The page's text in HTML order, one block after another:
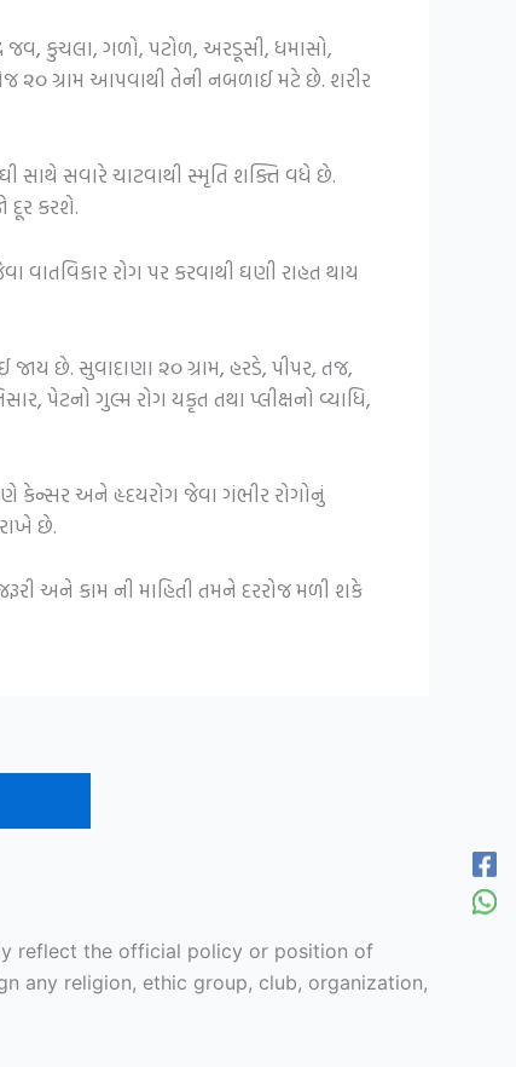
જવ, કુચલા, ગળો, પટોળ, અરડૂસી, ધમાસો,
૨૦ ગ્રામ આપવાથી તેની નબળાઈ મટે છે. શરીર
સવારે ચાટવાથી સ્મૃતિ શક્તિ વધે છે.
દૂર કરશે.
રોગ પર કરવાથી ઘણી રાહત થાય
છે. સુવાદાણા ૨૦ ગ્રામ, હરડે, પીપર, તજ,
પેટનો ગુલ્મ રોગ યકૃત તથા પ્લીક્ષનો વ્યાધિ,
કેન્સર અને હૃદયરોગ જેવા ગંભીર રોગોનું
છે.
અને કામ ની માહિતી તમને દરરોજ મળી શકે
reflect the official policy or position of
any religion, ethic group, club, organization,